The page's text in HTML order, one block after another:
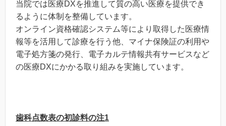
当院では医療DXを推進して質の高い医療を提供でき
るように体制を整備しています。
オンライン資格確認システム等により取得した医療情
報等を活用して診療を行う他、マイナ保険証の利用や
電子処方箋の発行、電子カルテ情報共有サービスなど
の医療DXにかかる取り組みを実施しています。
歯科点数表の初診料の注1